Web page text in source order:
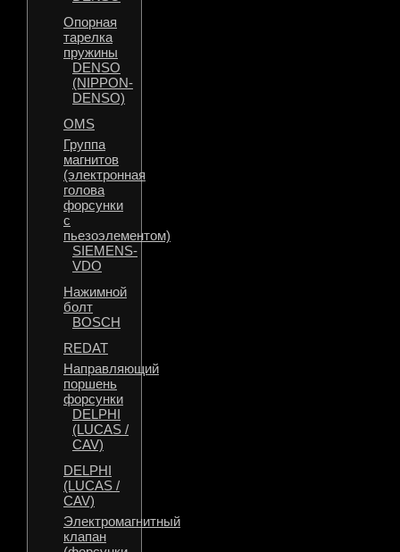
Опорная
тарелка
пружины
DENSO
(NIPPON-
DENSO)
OMS
Группа
магнитов
(электронная
голова
форсунки
с
пьезоэлементом)
SIEMENS-
VDO
Нажимной
болт
BOSCH
REDAT
Направляющий
поршень
форсунки
DELPHI
(LUCAS /
CAV)
DELPHI
(LUCAS /
CAV)
Электромагнитный
клапан